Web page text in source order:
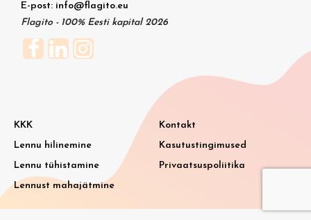
E-post: info@flagito.eu
Flagito - 100% Eesti kapital 2026
KKK
Lennu hilinemine
Lennu tühistamine
Lennust mahajätmine
Kontakt
Kasutustingimused
Privaatsuspoliitika